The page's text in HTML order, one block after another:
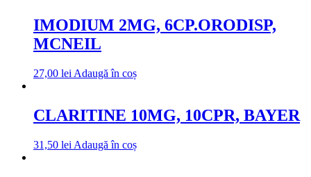
IMODIUM 2MG, 6CP.ORODISP,
MCNEIL
27,00 lei Adaugă în coș
CLARITINE 10MG, 10CPR, BAYER
31,50 lei Adaugă în coș